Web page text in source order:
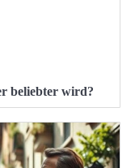
beliebter wird?